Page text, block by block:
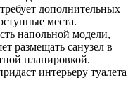
дополнительных
места.
напольной модели,
размещать санузел в
планировкой.
интерьеру туалета